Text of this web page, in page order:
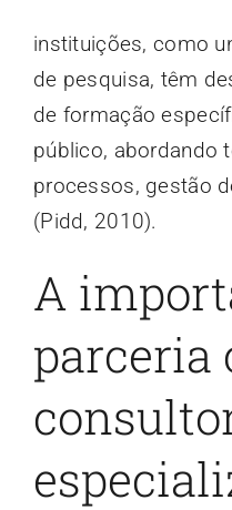
instituições, como
de pesquisa, têm
de formação
público, abordando
processos, gestão
(Pidd, 2010).
A
parceria